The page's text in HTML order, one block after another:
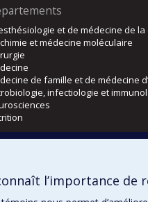
et de médecine de
et médecine moléculaire
de famille et de médecine
infectiologie et
et audiologie
l’importance de